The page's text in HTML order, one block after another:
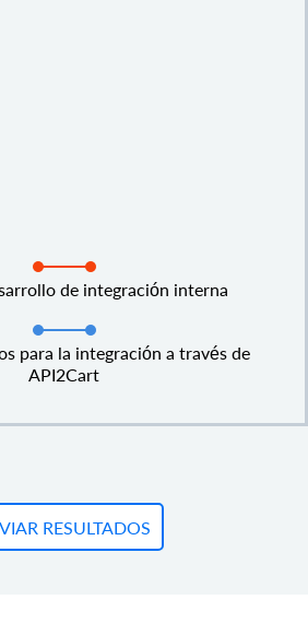
de integración interna
para la integración a través de
API2Cart
RESULTADOS